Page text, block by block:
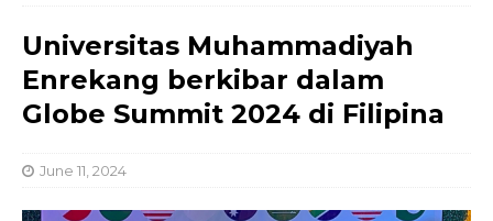
Universitas Muhammadiyah
Enrekang berkibar dalam
Globe Summit 2024 di Filipina
June 11, 2024